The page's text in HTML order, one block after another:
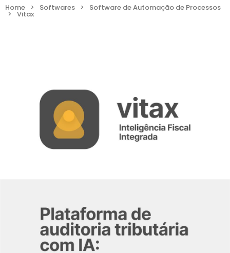
Home > Softwares > Software de Automação de Processos
> Vitax